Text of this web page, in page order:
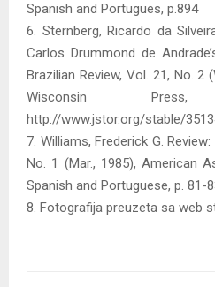
Spanish and Portugues, p.894
6. Sternberg, Ricardo da
Carlos Drummond de
Brazilian Review, Vol. 21, No. 2
Wisconsin
http://www.jstor.org/stable/
7. Williams, Frederick G.
No. 1 (Mar., 1985), American
Spanish and Portuguese, p. 81-
8. Fotografija preuzeta sa web